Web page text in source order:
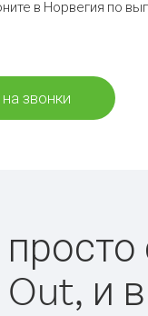
в Норвегия по
звонки
и